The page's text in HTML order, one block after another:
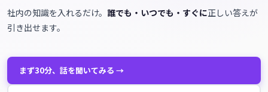
社内の知識を入れるだけ。 誰でも・いつでも・すぐに正しい答えが
引き出せます。
まず30分、話を聞いてみる →